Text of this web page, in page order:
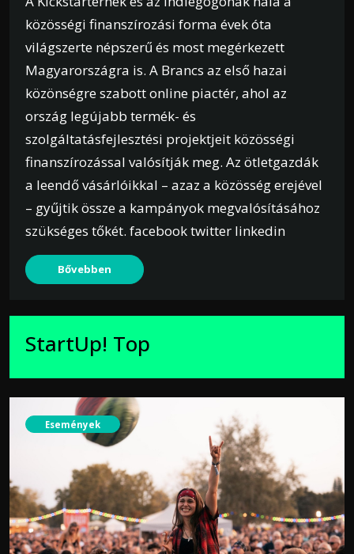
közösségi finanszírozási forma évek óta
világszerte népszerű és most megérkezett
Magyarországra is. A Brancs az első hazai
közönségre szabott online piactér, ahol az
ország legújabb termék- és
szolgáltatásfejlesztési projektjeit közösségi
finanszírozással valósítják meg. Az ötletgazdák
a leendő vásárlóikkal – azaz a közösség erejével
– gyűjtik össze a kampányok megvalósításához
szükséges tőkét. facebook twitter linkedin
Bővebben
StartUp! Top
Események